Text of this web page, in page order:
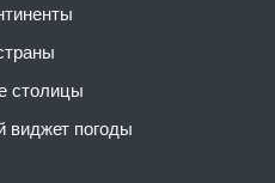
столицы
виджет погоды